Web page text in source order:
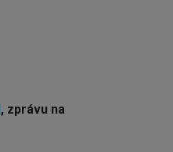
, zprávu na